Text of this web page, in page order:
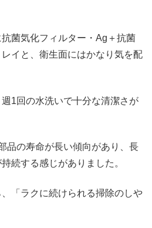
菌気化フィルター・Ag＋抗菌
イと、衛生面にはかなり気を配
1回の水洗いで十分な清潔さが
品の寿命が長い傾向があり、長
続する感じがありました。
「ラクに続けられる掃除のしや